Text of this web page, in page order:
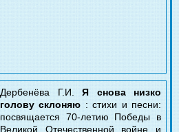
Дербенёва Г.И. Я снова низко
голову склоняю : стихи и песни:
посвящается 70-летию Победы в
Великой Отечественной войне и